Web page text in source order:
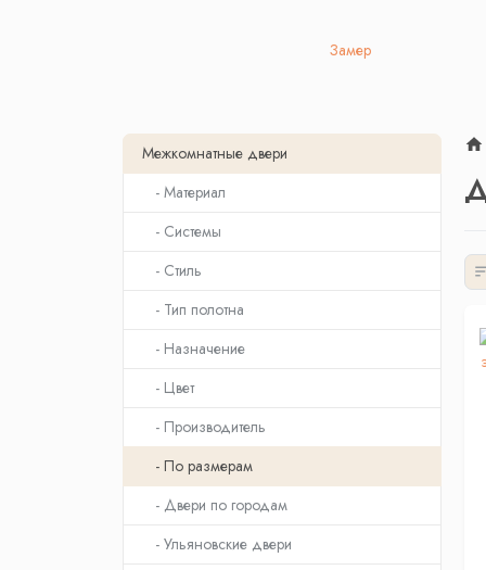
Замер
Межкомнатные двери
- Материал
- Системы
- Стиль
- Тип полотна
- Назначение
- Цвет
- Производитель
- По размерам
- Двери по городам
- Ульяновские двери